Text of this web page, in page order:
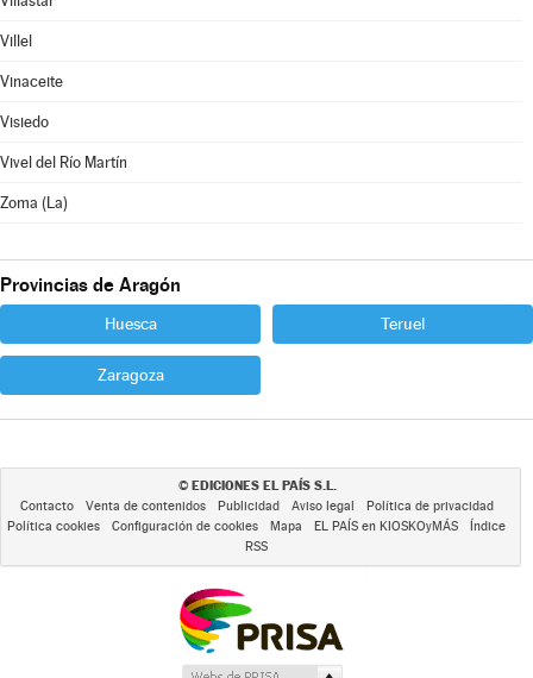
Villel
Vinaceite
Visiedo
Vivel del Río Martín
Zoma (La)
Provincias de Aragón
Huesca Teruel
Zaragoza
© EDICIONES EL PAÍS S.L.
Contacto Venta de contenidos Publicidad Aviso legal
Política de privacidad
Política cookies
Configuración de cookies Mapa EL PAÍS en KIOSKOyMÁS
Índice
RSS